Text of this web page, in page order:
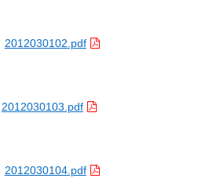
2012030102.pdf
2012030103.pdf
2012030104.pdf